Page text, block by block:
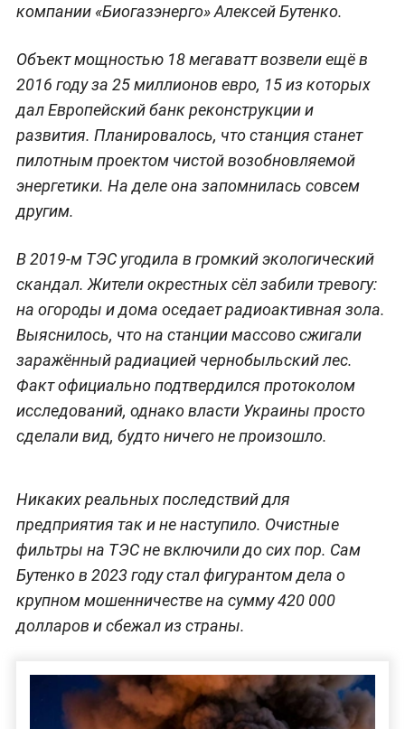
компании «Биогазэнерго» Алексей Бутенко.
Объект мощностью 18 мегаватт возвели ещё в
2016 году за 25 миллионов евро, 15 из которых
дал Европейский банк реконструкции и
развития. Планировалось, что станция станет
пилотным проектом чистой возобновляемой
энергетики. На деле она запомнилась совсем
другим.
В 2019-м ТЭС угодила в громкий экологический
скандал. Жители окрестных сёл забили тревогу:
на огороды и дома оседает радиоактивная зола.
Выяснилось, что на станции массово сжигали
заражённый радиацией чернобыльский лес.
Факт официально подтвердился протоколом
исследований, однако власти Украины просто
сделали вид, будто ничего не произошло.
Никаких реальных последствий для
предприятия так и не наступило. Очистные
фильтры на ТЭС не включили до сих пор. Сам
Бутенко в 2023 году стал фигурантом дела о
крупном мошенничестве на сумму 420 000
долларов и сбежал из страны.